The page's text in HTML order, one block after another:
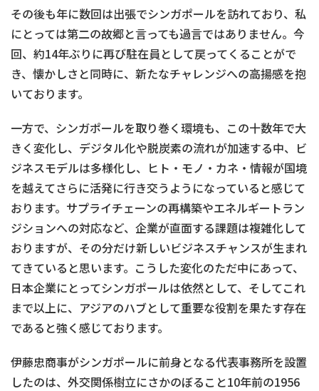
その後も年に数回は出張でシンガポールを訪れており、私
にとっては第二の故郷と言っても過言ではありません。今
回、約14年ぶりに再び駐在員として戻ってくることがで
き、懐かしさと同時に、新たなチャレンジへの高揚感を抱
いております。
一方で、シンガポールを取り巻く環境も、この十数年で大
きく変化し、デジタル化や脱炭素の流れが加速する中、ビ
ジネスモデルは多様化し、ヒト・モノ・カネ・情報が国境
を越えてさらに活発に行き交うようになっていると感じて
おります。サプライチェーンの再構築やエネルギートラン
ジションへの対応など、企業が直面する課題は複雑化して
おりますが、その分だけ新しいビジネスチャンスが生まれ
てきていると思います。こうした変化のただ中にあって、
日本企業にとってシンガポールは依然として、そしてこれ
まで以上に、アジアのハブとして重要な役割を果たす存在
であると強く感じております。
伊藤忠商事がシンガポールに前身となる代表事務所を設置
したのは、外交関係樹立にさかのぼること10年前の1956